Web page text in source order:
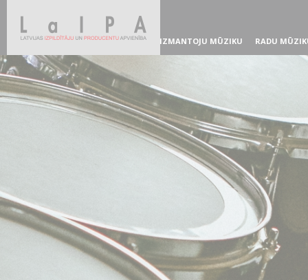
IZMANTOJU MŪZIKU RADU